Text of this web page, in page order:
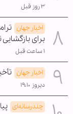
۳ روز قبل
اخبار جهان
برای
۱ ساعت قبل
اخبار جهان
دیروز ۱۹:۱۰
چندرسانه‌ای